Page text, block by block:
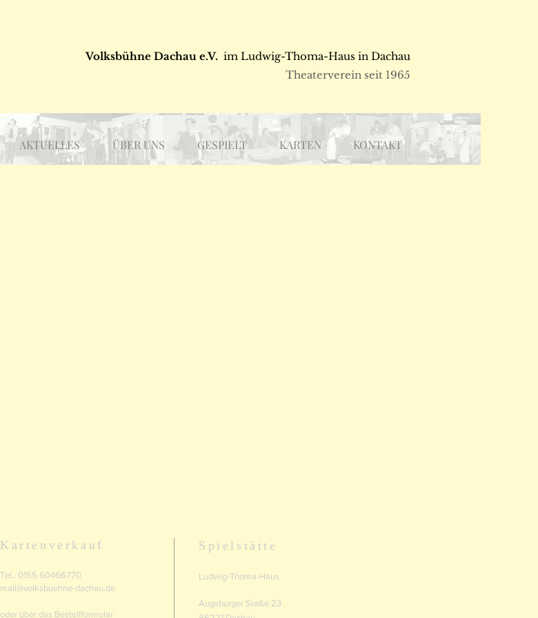
Volksbühne Dachau e.V. im Ludwig-Thoma-Haus in Dachau
Theaterverein seit 1965
AKTUELLES ÜBER UNS GESPIELT KARTEN KONTAKT
Kartenverkauf
Tel.: 0155 60466770
mail@volksbuehne-dachau.de
oder über das Bestellformular
Spielstätte
Ludwig-Thoma-Haus
Augsburger Sraße 23